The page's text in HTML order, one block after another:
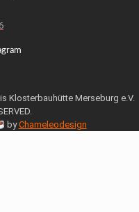
Klosterbauhütte Merseburg e.V.
byChameleodesign